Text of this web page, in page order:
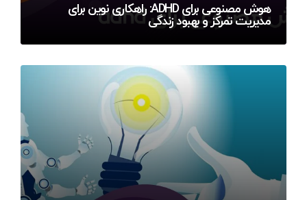
هوش مصنوعی برای ADHD: راهکاری نوین برای
مدیریت تمرکز و بهبود زندگی